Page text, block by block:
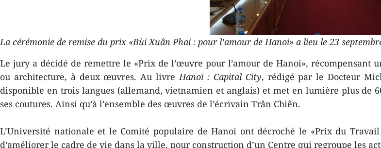
La cérémonie de remise du prix «Bùi Xuân Phai : pour l’amour de Hanoi» a lieu le 23
Le jury a décidé de remettre le «Prix de l’œuvre pour l’amour de Hanoi»,
ou architecture, à deux œuvres. Au livreHanoi : Capital City, rédigé par le Docteur
disponible en trois langues (allemand, vietnamien et anglais) et met en lumière plus de
ses coutures. Ainsi qu’à l’ensemble des œuvres de l’écrivain Trân Chiên.
L’Université nationale et le Comité populaire de Hanoi ont décroché le «Prix du
d’améliorer le cadre de vie dans la ville, pour construction d’un Centre qui regroupe les